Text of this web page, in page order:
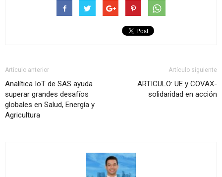
Artículo anterior
Analítica IoT de SAS ayuda
superar grandes desafíos
globales en Salud, Energía y
Agricultura
Artículo siguiente
ARTICULO: UE y COVAX-
solidaridad en acción